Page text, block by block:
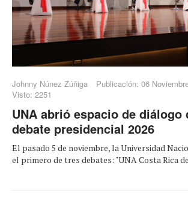
Johnny Núnez Zúñiga
Publicación: 06
Visto: 2251
UNA abrió espacio de diálogo
debate presidencial 2026
El pasado 5 de noviembre, la Universidad
el primero de tres debates: "UNA Costa Rica